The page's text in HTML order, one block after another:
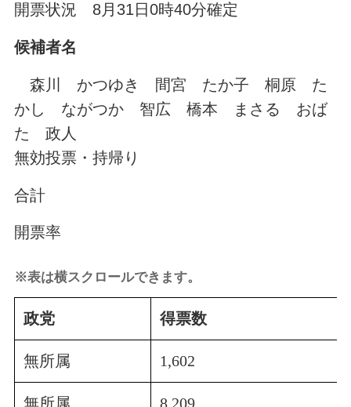
開票状況 8月31日0時40分確定
候補者名
森川 かつゆき 間宮 たか子 桐原 た
かし
ながつか 智広橋本 まさる おば
た 政人
無効投票・持帰り
合計
開票率
※表は横スクロールできます。
政党 得票数
無所属 1,602
無所属 8,209